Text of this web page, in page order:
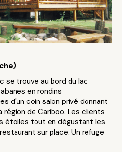
se trouve au bord du lac
en rondins
d'un coin salon privé donnant
de Cariboo. Les clients
étoiles tout en dégustant les
sur place. Un refuge